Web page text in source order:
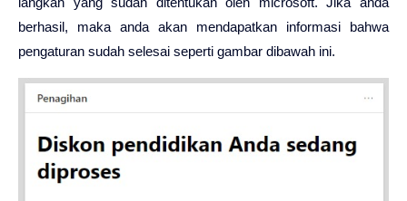
berhasil, maka anda akan mendapatkan informasi bahwa
pengaturan sudah selesai seperti gambar dibawah ini.